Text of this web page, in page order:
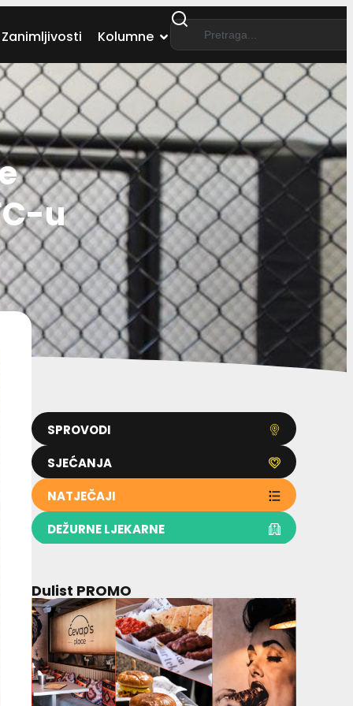
Zanimljivosti Kolumne
u
SPROVODI
SJEĆANJA
NATJEČAJI
DEŽURNE LJEKARNE
Dulist PROMO